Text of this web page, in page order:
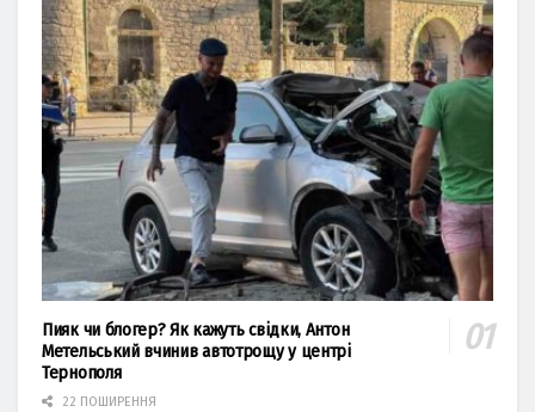
Пияк чи блогер? Як кажуть свідки, Антон
Метельський вчинив автотрощу у центрі
Тернополя
22 ПОШИРЕННЯ